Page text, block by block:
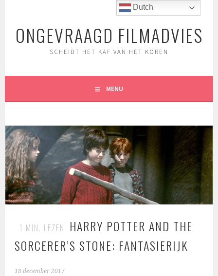
inhoudONGEVRAAGD FILMADVIES
SCHEIDT HET KAF VAN HET KOREN
MENU
1 MIN. LEZEN
HARRY POTTER AND THE
SORCERER’S STONE: FANTASIERIJK
18 december 2017
Dutch